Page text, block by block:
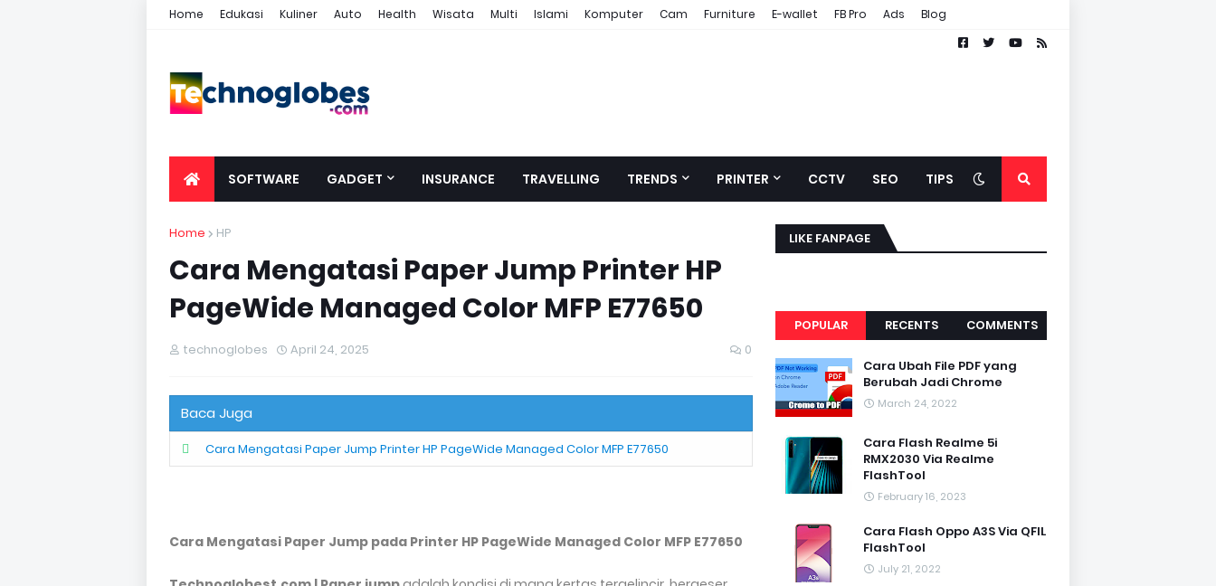
Home Edukasi Kuliner Auto Health Wisata Multi Islami Komputer Cam Furniture E-wallet FB Pro Ads Blog
SOFTWARE GADGET INSURANCE TRAVELLING TRENDS PRINTER CCTV SEO TIPS
Home HP
Cara Mengatasi Paper Jump Printer HP
PageWide Managed Color MFP E77650
technoglobes April 24, 2025 0
Baca Juga
Cara Mengatasi Paper Jump Printer HP PageWide Managed Color MFP E77650
Cara Mengatasi Paper Jump pada Printer HP PageWide Managed Color MFP E77650
LIKE FANPAGE
POPULAR RECENTS COMMENTS
Cara Ubah File PDF yang
Berubah Jadi Chrome
March 24, 2022
Cara Flash Realme 5i
RMX2030 Via Realme
FlashTool
February 16, 2023
Cara Flash Oppo A3S Via QFIL
FlashTool
July 21, 2022